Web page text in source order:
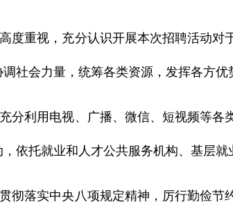
重视，充分认识开展本次招聘活动对
社会力量，统筹各类资源，发挥各方优
利用电视、广播、微信、短视频等各
依托就业和人才公共服务机构、基层
落实中央八项规定精神，厉行勤俭节